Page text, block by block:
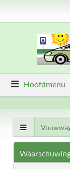
Hoofdmenu